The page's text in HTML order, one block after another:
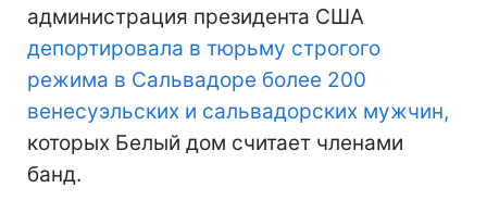
администрация президента США
депортировала в тюрьму строгого
режима в Сальвадоре более 200
венесуэльских и сальвадорских мужчин,
которых Белый дом считает членами
банд.